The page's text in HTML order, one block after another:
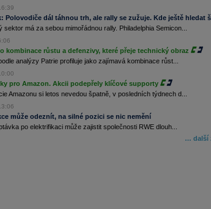
Polovodiče dál táhnou trh, ale rally se zužuje. Kde ještě hledat
sektor má za sebou mimořádnou rally. Philadelphia Semicon...
kombinace růstu a defenzivy, které přeje technický obraz
analýzy Patrie profiluje jako zajímavá kombinace růst...
pro Amazon. Akcii podepřely klíčové supporty
Amazonu si letos nevedou špatně, v posledních týdnech d...
může odeznít, na silné pozici se nic nemění
po elektrifikaci může zajistit společnosti RWE dlouh...
… další